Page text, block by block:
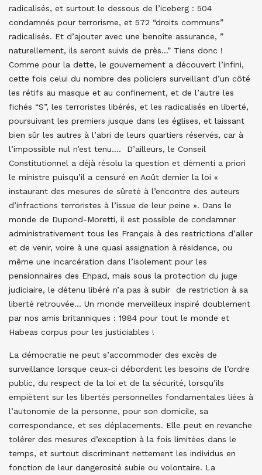
radicalisés, et surtout le dessous de l’iceberg : 504
condamnés pour terrorisme, et 572 “droits communs”
radicalisés. Et d’ajouter avec une benoîte assurance, ”
naturellement, ils seront suivis de près…” Tiens donc !
Comme pour la dette, le gouvernement a découvert l’infini,
cette fois celui du nombre des policiers surveillant d’un côté
les rétifs au masque et au confinement, et de l’autre les
fichés “S”, les terroristes libérés, et les radicalisés en liberté,
poursuivant les premiers jusque dans les églises, et laissant
bien sûr les autres à l’abri de leurs quartiers réservés, car à
l’impossible nul n’est tenu…. D’ailleurs, le Conseil
Constitutionnel a déjà résolu la question et démenti a priori
le ministre puisqu’il a censuré en Août dernier la loi «
instaurant des mesures de sûreté à l’encontre des auteurs
d’infractions terroristes à l’issue de leur peine ». Dans le
monde de Dupond-Moretti, il est possible de condamner
administrativement tous les Français à des restrictions d’aller
et de venir, voire à une quasi assignation à résidence, ou
même une incarcération dans l’isolement pour les
pensionnaires des Ehpad, mais sous la protection du juge
judiciaire, le détenu libéré n’a pas à subir de restriction à sa
liberté retrouvée… Un monde merveilleux inspiré doublement
par nos amis britanniques : 1984 pour tout le monde et
Habeas corpus pour les justiciables !
La démocratie ne peut s’accommoder des excès de
surveillance lorsque ceux-ci débordent les besoins de l’ordre
public, du respect de la loi et de la sécurité, lorsqu’ils
empiètent sur les libertés personnelles fondamentales liées à
l’autonomie de la personne, pour son domicile, sa
correspondance, et ses déplacements. Elle peut en revanche
tolérer des mesures d’exception à la fois limitées dans le
temps, et surtout discriminant nettement les individus en
fonction de leur dangerosité subie ou volontaire. La